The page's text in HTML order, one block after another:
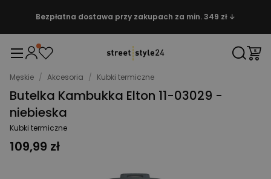
Bezpłatna dostawa przy zakupach za min. 349 zł ↓
Męskie / Akcesoria / Kubki termiczne
Butelka Kambukka Elton 11-03029 -
niebieska
Kubki termiczne
109,99 zł